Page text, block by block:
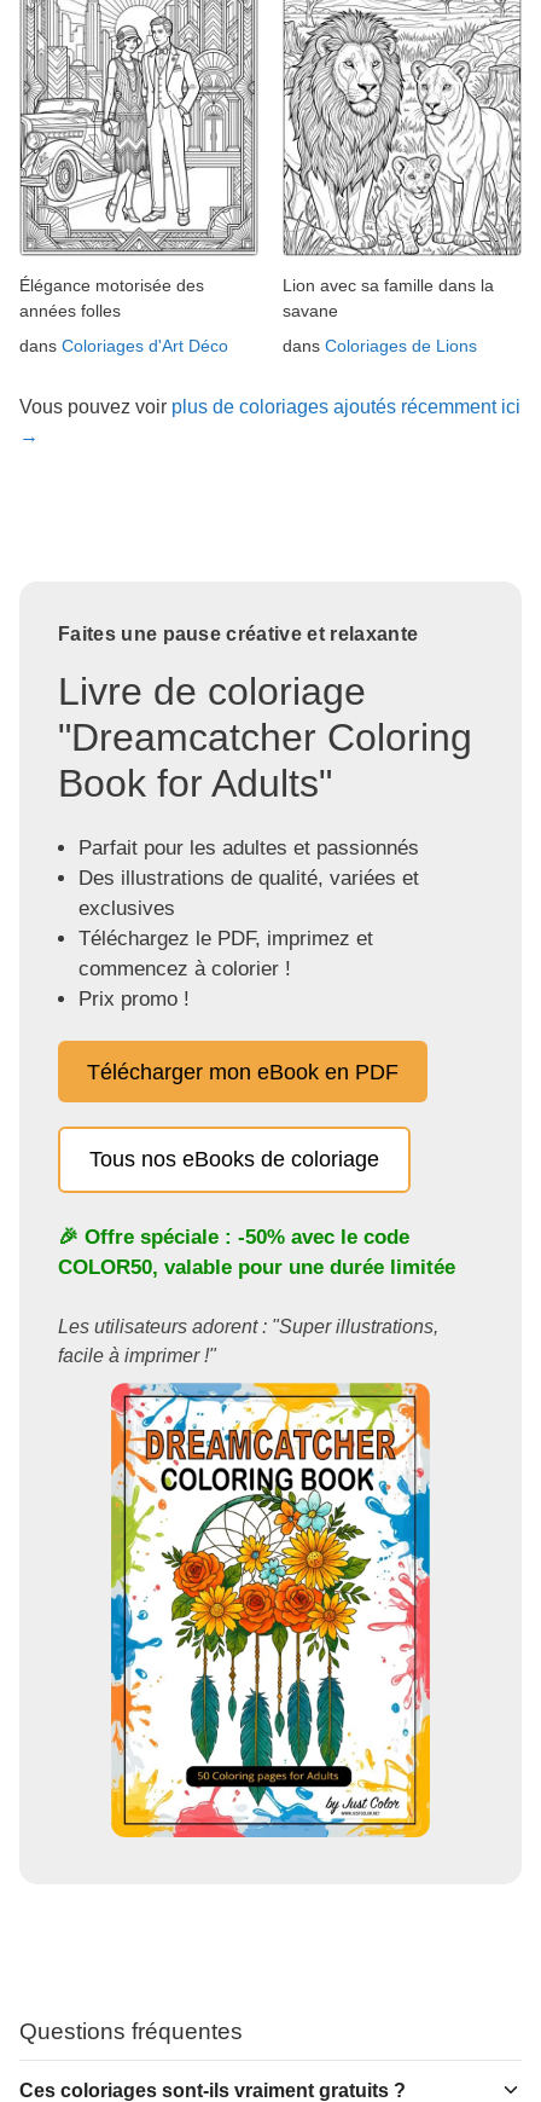
Élégance motorisée des
années folles
dans Coloriages d'Art Déco
Lion avec sa famille dans la
savane
dans Coloriages de Lions
Vous pouvez voir plus de coloriages ajoutés récemment ici
→
Faites une pause créative et relaxante
Livre de coloriage
"Dreamcatcher Coloring
Book for Adults"
Parfait pour les adultes et passionnés
Des illustrations de qualité, variées et
exclusives
Téléchargez le PDF, imprimez et
commencez à colorier !
Prix promo !
Télécharger mon eBook en PDF
Tous nos eBooks de coloriage
🎉 Offre spéciale : -50% avec le code
COLOR50, valable pour une durée limitée
Les utilisateurs adorent : "Super illustrations,
facile à imprimer !"
Questions fréquentes
Ces coloriages sont-ils vraiment gratuits ?